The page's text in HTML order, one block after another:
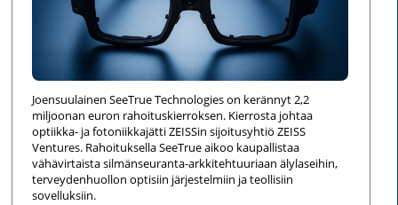
Joensuulainen SeeTrue Technologies on kerännyt 2,2
miljoonan euron rahoituskierroksen. Kierrosta johtaa
optiikka- ja fotoniikkajätti ZEISSin sijoitusyhtiö ZEISS
Ventures. Rahoituksella SeeTrue aikoo kaupallistaa
vähävirtaista silmänseuranta-arkkitehtuuriaan älylaseihin,
terveydenhuollon optisiin järjestelmiin ja teollisiin
sovelluksiin.